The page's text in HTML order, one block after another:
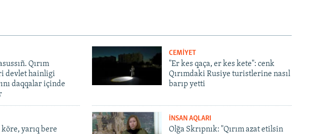
Qırım
devlet hainligi
daqqalar içinde
CEMİYET
"Er kes qaça, er kes kete": cenk
Qırımdaki Rusiye turistlerine nasıl
barıp yetti
yarıq bere
İNSAN AQLARI
Olğa Skrıpnık: "Qırım azat etilsin